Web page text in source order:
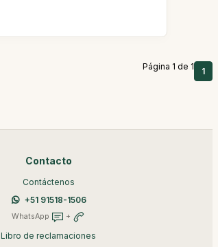
Página 1 de 1 1
Contacto
Contáctenos
+51 91518-1506
WhatsApp +
Libro de reclamaciones